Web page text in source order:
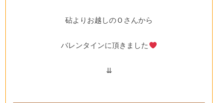
砧よりお越しのＯさんから
バレンタインに頂きました
⇊